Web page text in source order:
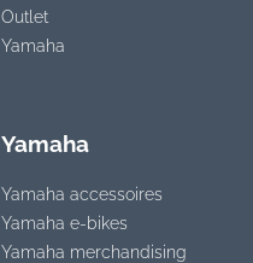
Outlet
Yamaha
Yamaha
Yamaha accessoires
Yamaha e-bikes
Yamaha merchandising